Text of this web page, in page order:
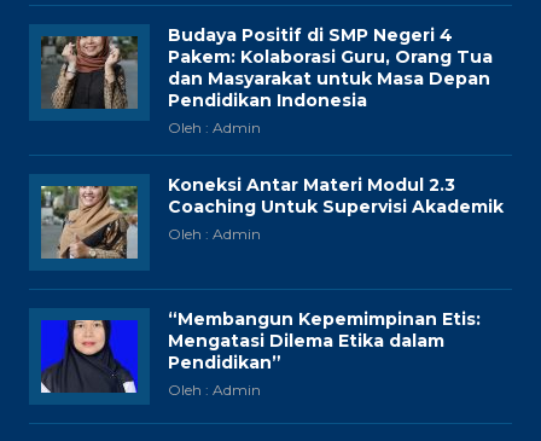
Budaya Positif di SMP Negeri 4
Pakem: Kolaborasi Guru, Orang Tua
dan Masyarakat untuk Masa Depan
Pendidikan Indonesia
Oleh : Admin
Koneksi Antar Materi Modul 2.3
Coaching Untuk Supervisi Akademik
Oleh : Admin
“Membangun Kepemimpinan Etis:
Mengatasi Dilema Etika dalam
Pendidikan”
Oleh : Admin